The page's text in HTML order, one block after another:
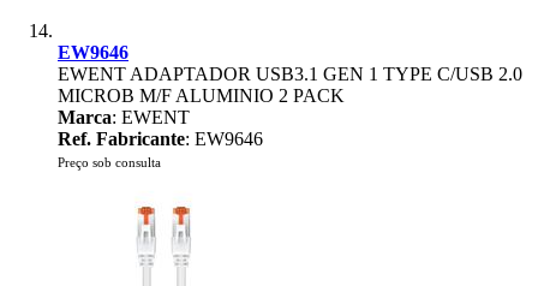
EW9646
EWENT ADAPTADOR USB3.1 GEN 1 TYPE C/USB 2.0
MICROB M/F ALUMINIO 2 PACK
Marca: EWENT
Ref. Fabricante: EW9646
Preço sob consulta